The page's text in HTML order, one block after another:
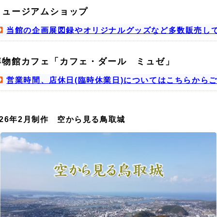
ュージアムショップ
当館の企画展図録やオリジナルグッズなど多数販売し
物館カフェ「カフェ・ダール ミュゼ」
営業時間、店休日(臨時休業日)についてはこちらからご
年2月制作 空から見る鳥取城